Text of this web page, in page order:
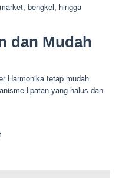
bengkel, hingga
dan Mudah
Harmonika tetap mudah
lipatan yang halus dan